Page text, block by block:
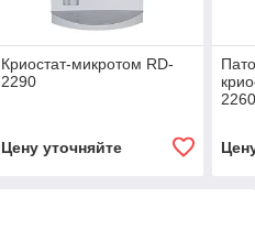
Криостат-микротом RD-
2290
Цену уточняйте